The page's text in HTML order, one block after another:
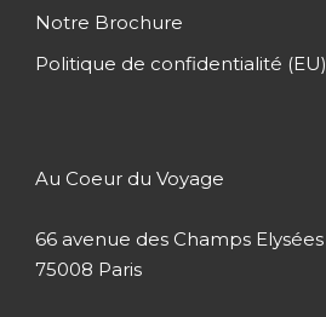
Notre Brochure
Politique de confidentialité (EU)
Au Coeur du Voyage
66 avenue des Champs Elysées
75008 Paris